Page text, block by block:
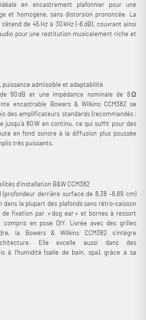
en encastrement plafonnier pour une
et homogène, sans distorsion prononcée. La
de 45 Hz à 30 kHz (-6 dB), couvrant ainsi
pour une restitution musicalement riche et
puissance admissible et adaptabilité
90 dB et une impédance nominale de 8 Ω
encastrable Bowers & Wilkins CCM382 se
des amplificateurs standards (recommandés :
jusqu’à 80 W en continu, ce qui suffit pour des
en fond sonore à la diffusion plus poussée
très puissants.
d’installation B&W CCM382
derrière surface de 8,38 –8,89 cm)
dans la plupart des plafonds sans rétro-caisson
de fixation par « dog ear » et bornes à ressort
en pose DIY. Livrée avec des grilles
la Bowers & Wilkins CCM382 s’intègre
Elle excelle aussi dans des
à l’humidité (salle de bain, spa), grâce à sa